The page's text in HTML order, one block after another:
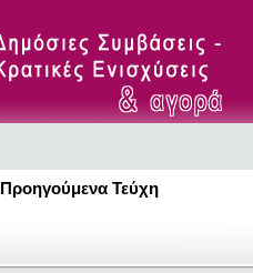
Προηγούμενα Τεύχη